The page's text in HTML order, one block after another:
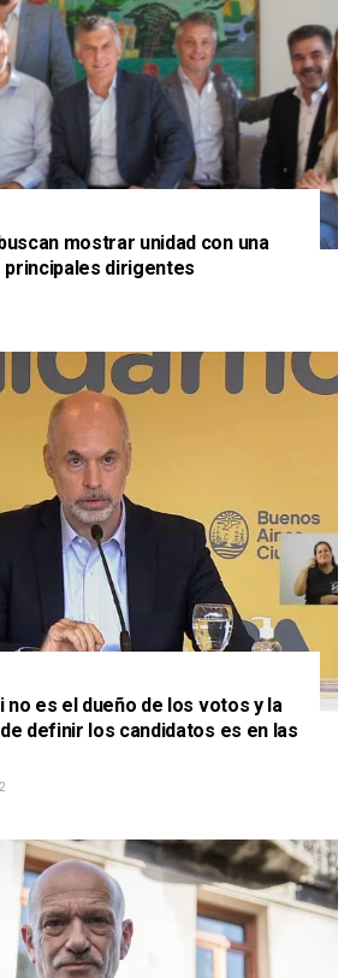
mostrar unidad con una
principales dirigentes
no es el dueño de los votos y la
definir los candidatos es en las